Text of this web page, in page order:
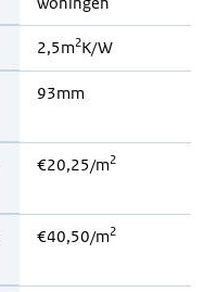
2,5m2K/W
93mm
€20,25/m2
€40,50/m2